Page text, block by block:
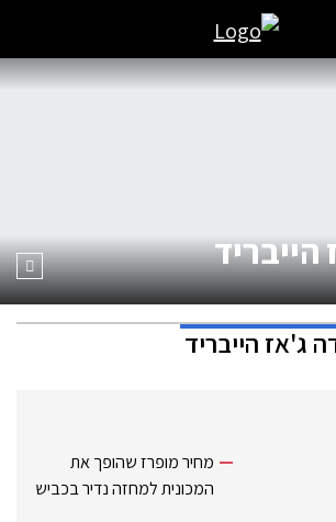
ג'אז הייבריד
מחיר מופרז שהופך את
המכונית למחזה נדיר בכביש